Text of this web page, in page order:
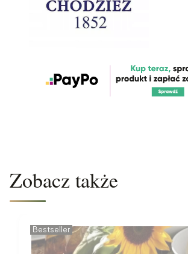
Zobacz także
Bestseller